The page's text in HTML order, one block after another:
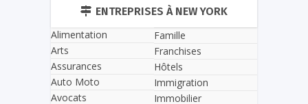
ENTREPRISES À NEW YORK
Alimentation
Arts
Assurances
Auto Moto
Avocats
Famille
Franchises
Hôtels
Immigration
Immobilier